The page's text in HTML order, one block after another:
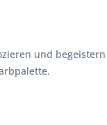
und